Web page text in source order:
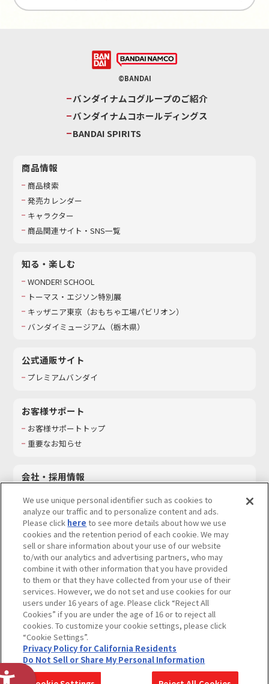
©BANDAI
バンダイナムコグループのご紹介
バンダイナムコホールディングス
BANDAI SPIRITS
商品情報
商品検索
発売カレンダー
キャラクター
商品関連サイト・SNS一覧
知る・楽しむ
WONDER! SCHOOL
トーマス・エジソン特別展
キッザニア東京（おもちゃ工場パビリオン）​
バンダイミュージアム（栃木県）
公式通販サイト
プレミアムバンダイ
お客様サポート
お客様サポートトップ
重要なお知らせ
会社・採用情報
採用情報
サステナビリティ
お問い合わせ
ウェブサイトご利用条件 ソーシャルメディアポリシー
個人情報及び特定個人情報等の取り扱いに関する保護方針
Do Not Sell or Share My Personal Information著作権・商標について
カスタマーハラスメントに対する基本的な対応方針
コピーライト一覧を表示する
We use unique personal identifier such as cookies to
analyze our traffic and to personalize content and ads.
Please click here to see more details about how we use
cookies and the retention period of each cookie. We may
sell or share information about your use of our website
to/with our analytics and advertising partners, who may
combine it with other information that you have provided
to them or that they have collected from your use of their
services. However, we do not set and use cookies for our
users under 16 years of age. Please click “Reject All
Cookies” if you are under the age of 16 or to reject all
cookies. To customize your cookie settings, please click
“Cookie Settings”.
Privacy Policy for California Residents
Do Not Sell or Share My Personal Information